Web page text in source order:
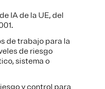
IA de la UE, del
de trabajo para la
de riesgo
sistema o
y control para